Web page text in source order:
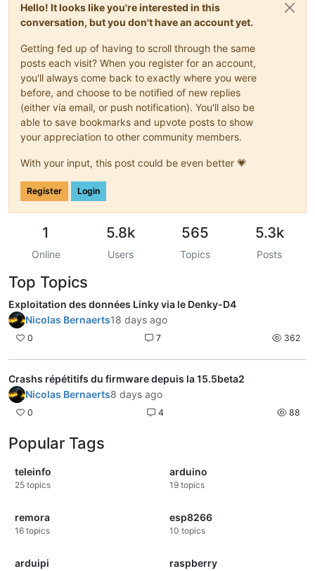
Hello! It looks like you're interested in this
conversation, but you don't have an account yet.
Getting fed up of having to scroll through the same
posts each visit? When you register for an account,
you'll always come back to exactly where you were
before, and choose to be notified of new replies
(either via email, or push notification). You'll also be
able to save bookmarks and upvote posts to show
your appreciation to other community members.
With your input, this post could be even better 💗
Register Login
1
Online
5.8k
Users
565
Topics
5.3k
Posts
Top Topics
Exploitation des données Linky via le Denky-D4
Nicolas Bernaerts18 days ago
0 7 362
Crashs répétitifs du firmware depuis la 15.5beta2
Nicolas Bernaerts8 days ago
0 4 88
Popular Tags
teleinfo
25 topics
arduino
19 topics
remora
16 topics
esp8266
10 topics
arduipi raspberry